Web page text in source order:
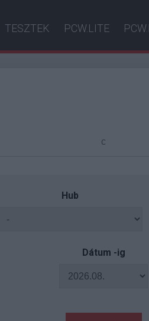
TESZTEK PCW.LITE
Hub
Dátum -ig